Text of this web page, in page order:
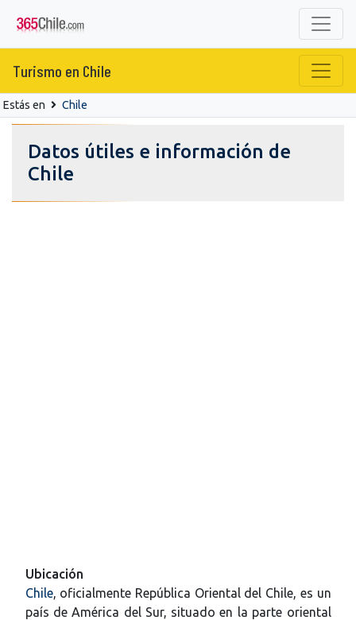
Turismo en Chile
Estás en Chile
Datos útiles e información de
Chile
Ubicación
Chile, oficialmente República Oriental del Chile, es un
país de América del Sur, situado en la parte oriental